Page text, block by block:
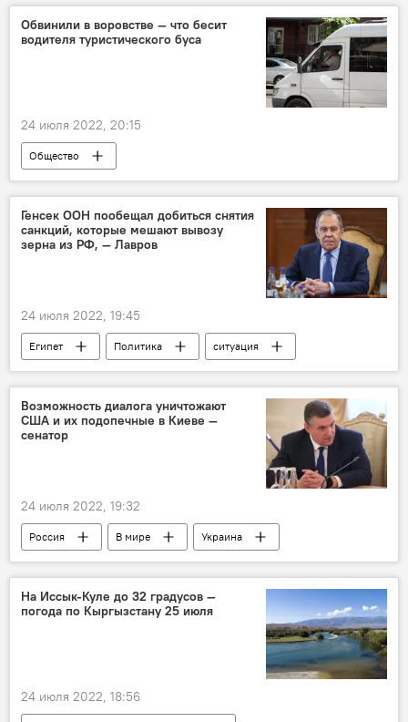
Обвинили в воровстве — что бесит
водителя туристического буса
24 июля 2022, 20:15
Общество
Что выводит кыргызстанцев из себя
Кыргызстан
водитель отдых
Генсек ООН пообещал добиться снятия
санкций, которые мешают вывозу
зерна из РФ, — Лавров
24 июля 2022, 19:45
Египет Политика
ситуация
ООН
санкции
Сергей Лавров
Возможность диалога уничтожают
США и их подопечные в Киеве —
сенатор
24 июля 2022, 19:32
Россия В мире
Украина
обвинение
Леонид Слуцкий
Мнение
На Иссык-Куле до 32 градусов —
погода по Кыргызстану 25 июля
24 июля 2022, 18:56